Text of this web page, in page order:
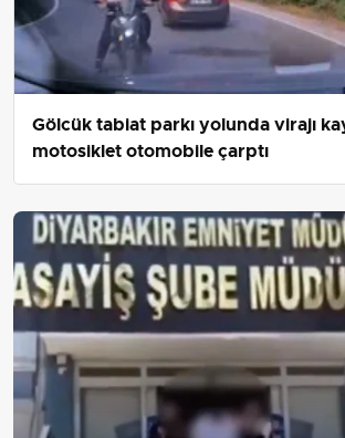
Gölcük tabiat parkı yolunda virajı
motosiklet otomobile çarptı